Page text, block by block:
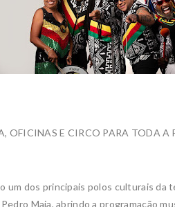
OFICINAS E CIRCO PARA TODA A
um dos principais polos culturais da
Maia, abrindo a programação